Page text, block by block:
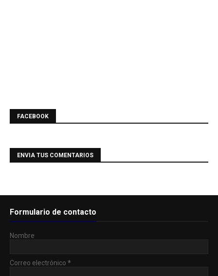
FACEBOOK
ENVIA TUS COMENTARIOS
Formulario de contacto
Nombre
Correo electrónico *